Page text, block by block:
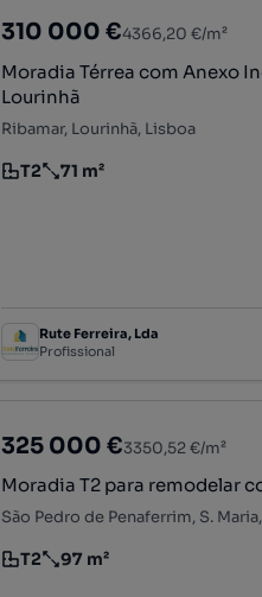
310 000 €4366,20 €/m²
Moradia Térrea com Anexo
Lourinhã
Ribamar, Lourinhã, Lisboa
Tipologia
T2
Preço por metro quadrado
71 m²
Rute Ferreira, Lda
Profissional
325 000 €3350,52 €/m²
Moradia T2 para remodelar
Tipologia
T2
Preço por metro quadrado
97 m²